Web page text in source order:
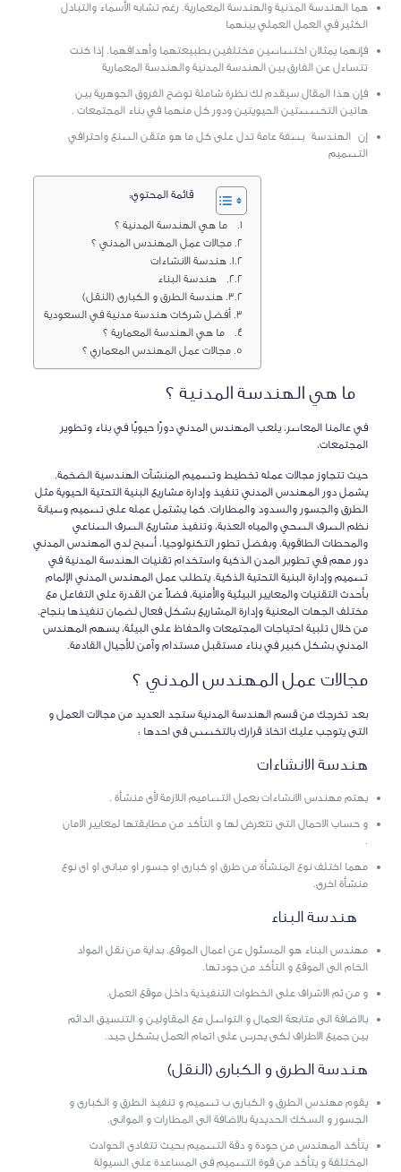
هما الهندسة المدنية والهندسة المعمارية. رغم تشابه الأسماء والتبادل
الكثير في العمل العملي بينهما
فإنهما يمثلان اختصاصين مختلفين بطبيعتهما وأهدافهما. إذا كنت
تتساءل عن الفارق بين الهندسة المدنية والهندسة المعمارية
فإن هذا المقال سيقدم لك نظرة شاملة توضح الفروق الجوهرية بين
هاتين التخصصتين الحيويتين ودور كل منهما في بناء المجتمعات .
إن الهندسة بصفة عامة تدل على كل ما هو متقن الصنع واحترافي
التصميم
قائمة المحتوي:
ما هي الهندسة المدنية ؟
مجالات عمل المهندس المدني ؟
هندسة الانشاءات
هندسة البناء
هندسة الطرق و الكبارى (النقل)
أفضل شركات هندسة مدنية في السعودية
ما هي الهندسة المعمارية ؟
مجالات عمل المهندس المعماري ؟
ما هي الهندسة المدنية ؟
في عالمنا المعاصر، يلعب المهندس المدني دورًا حيويًا في بناء وتطوير
المجتمعات،
حيث تتجاوز مجالات عمله تخطيط وتصميم المنشآت الهندسية الضخمة.
يشمل دور المهندس المدني تنفيذ وإدارة مشاريع البنية التحتية الحيوية مثل
الطرق والجسور والسدود والمطارات. كما يشتمل عمله على تصميم وصيانة
نظم الصرف الصحي والمياه العذبة، وتنفيذ مشاريع الصرف الصناعي
والمحطات الطاقوية. وبفضل تطور التكنولوجيا، أصبح لدى المهندس المدني
دور مهم في تطوير المدن الذكية واستخدام تقنيات الهندسة المدنية في
تصميم وإدارة البنية التحتية الذكية. يتطلب عمل المهندس المدني الإلمام
بأحدث التقنيات والمعايير البيئية والأمنية، فضلاً عن القدرة على التفاعل مع
مختلف الجهات المعنية وإدارة المشاريع بشكل فعال لضمان تنفيذها بنجاح.
من خلال تلبية احتياجات المجتمعات والحفاظ على البيئة، يسهم المهندس
المدني بشكل كبير في بناء مستقبل مستدام وآمن للأجيال القادمة.
مجالات عمل المهندس المدني ؟
بعد تخرجك من قسم الهندسة المدنية ستجد العديد من مجالات العمل و
التى يتوجب عليك اتخاذ قرارك بالتخصص فى احدها :
هندسة الانشاءات
يهتم مهندس الانشاءات بعمل التصاميم اللازمة لأى منشأة .
و حساب الاحمال التى تتعرض لها و التأكد من مطابقتها لمعايير الامان
.
مهما اختلف نوع المنشأة من طرق او كبارى او جسور او مبانى او اى نوع
منشأة اخرى.
هندسة البناء
مهندس البناء هو المسئول عن اعمال الموقع. بداية من نقل المواد
الخام الى الموقع و التأكد من جودتها.
و من ثم الاشراف على الخطوات التنفيذية داخل موقع العمل.
بالاضافة الى متابعة العمال و التواصل مع المقاولين و التنسيق الدائم
بين جميع الاطراف لكى يحرص على اتمام العمل بشكل جيد.
هندسة الطرق و الكبارى (النقل)
يقوم مهندس الطرق و الكبارى ب تصميم و تنفيذ الطرق و الكبارى و
الجسور و السكك الحديدية بالاضافة الى المطارات و الموانى.
يتأكد المهندس من جودة و دقة التصميم بحيث تتفادى الحوادث
المختلفة و يتأكد من قوة التصميم فى المساعدة على السيولة